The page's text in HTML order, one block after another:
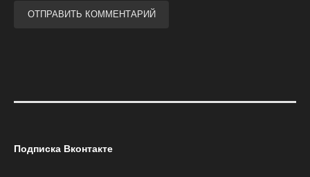
Подписка Вконтакте